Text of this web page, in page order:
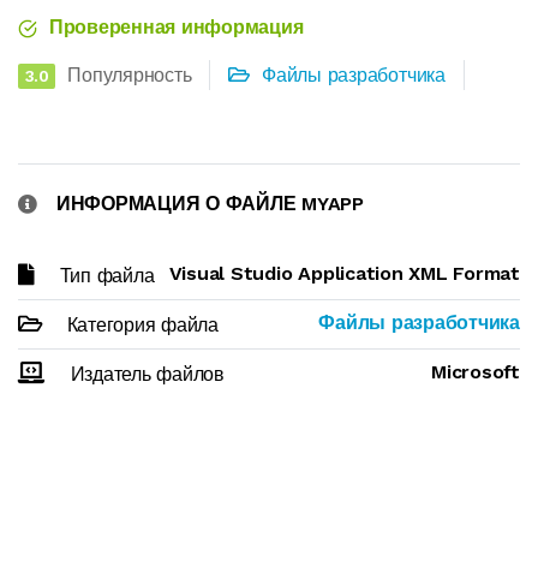
Проверенная информация
3.0 Популярность Файлы разработчика
ИНФОРМАЦИЯ О ФАЙЛЕ MYAPP
Тип файла Visual Studio Application XML Format
Категория файла Файлы разработчика
Издатель файлов Microsoft